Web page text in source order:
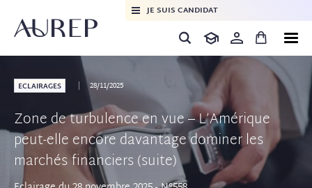
JE SUIS CANDIDAT
ECLAIRAGES 28/11/2025
Zone de turbulence en vue – L’Amérique
peut-elle encore davantage dominer les
marchés financiers (suite)